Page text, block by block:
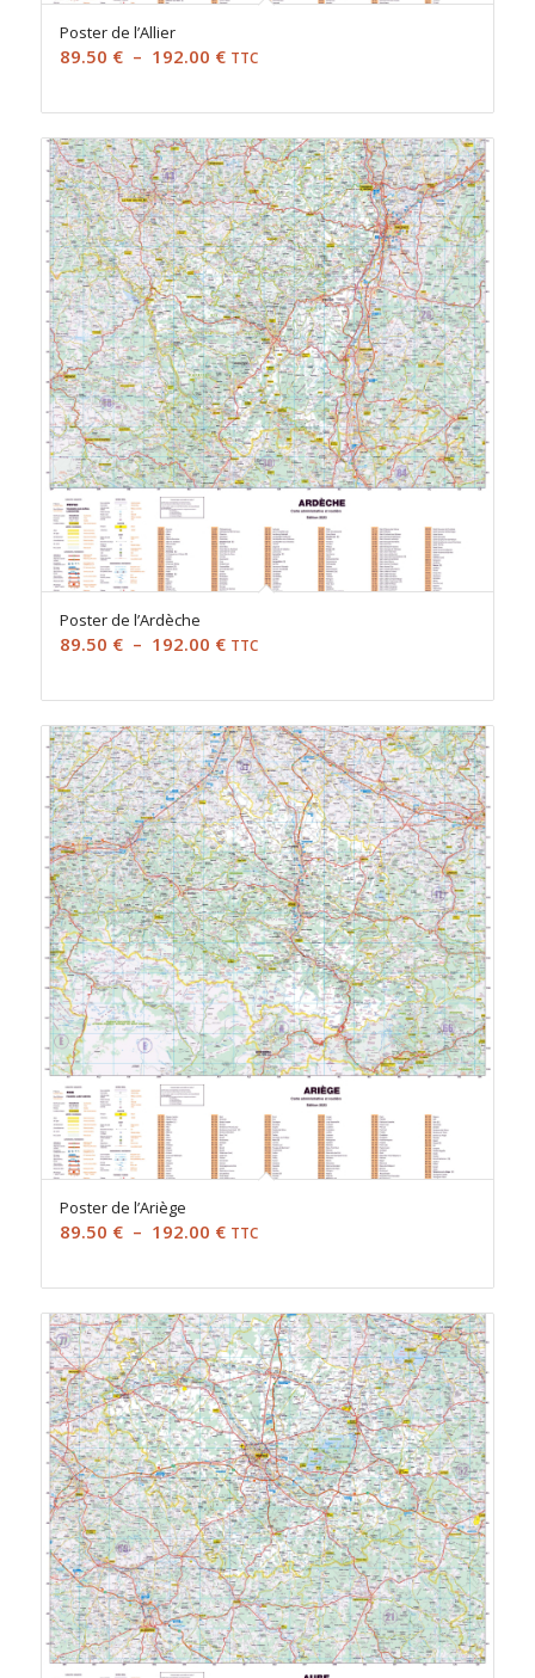
Poster de l’Allier
89.50 € – 192.00 €Plage
prix :
89.50 €
à
192.00 €
TTC
Poster de l’Ardèche
89.50 € – 192.00 €Plage
prix :
89.50 €
à
192.00 €
TTC
Poster de l’Ariège
89.50 € – 192.00 €Plage
prix :
89.50 €
à
192.00 €
TTC